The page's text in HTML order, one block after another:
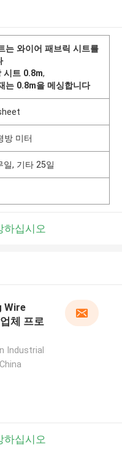
는 와이어 패브릭 시트를
시트 0.8m,
는 0.8m을 메싱합니다
방 미터
일, 기타 25일
하십시오
Wire
체 프로
Industrial
하십시오